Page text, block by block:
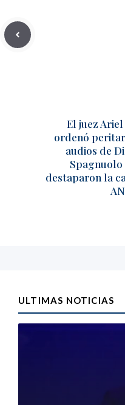
El juez
ordenó
audios de
Spagnuolo
destaparon la
ULTIMAS NOTICIAS